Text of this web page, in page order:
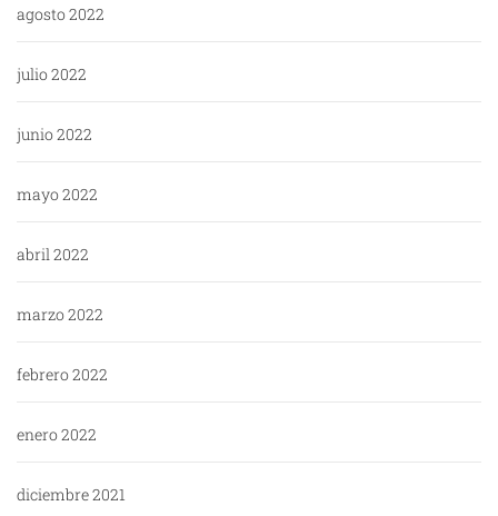
agosto 2022
julio 2022
junio 2022
mayo 2022
abril 2022
marzo 2022
febrero 2022
enero 2022
diciembre 2021